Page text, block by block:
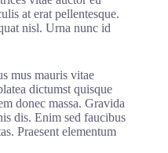
at erat pellentesque.
nisl. Urna nunc id
mus mauris vitae
dictumst quisque
donec massa. Gravida
dis. Enim sed faucibus
Praesent elementum